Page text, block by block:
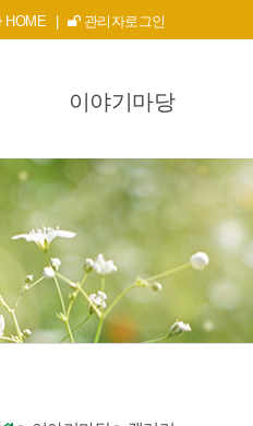
HOME | 관리자로그인
이야기마당